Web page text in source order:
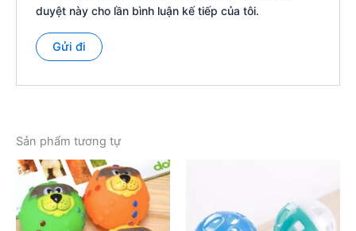
duyệt này cho lần bình luận kế tiếp của tôi.
Sản phẩm tương tự